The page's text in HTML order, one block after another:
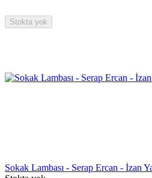
Stokta yok
Sokak Lambası - Serap Ercan - İzan